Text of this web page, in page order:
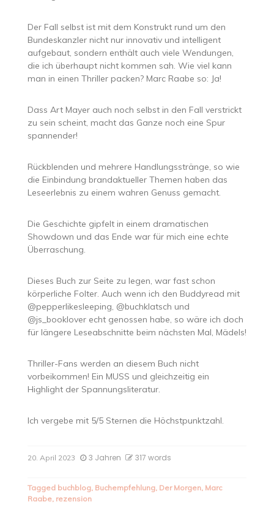
Der Fall selbst ist mit dem Konstrukt rund um den
Bundeskanzler nicht nur innovativ und intelligent
aufgebaut, sondern enthält auch viele Wendungen,
die ich überhaupt nicht kommen sah. Wie viel kann
man in einen Thriller packen? Marc Raabe so: Ja!
Dass Art Mayer auch noch selbst in den Fall verstrickt
zu sein scheint, macht das Ganze noch eine Spur
spannender!
Rückblenden und mehrere Handlungsstränge, so wie
die Einbindung brandaktueller Themen haben das
Leseerlebnis zu einem wahren Genuss gemacht.
Die Geschichte gipfelt in einem dramatischen
Showdown und das Ende war für mich eine echte
Überraschung.
Dieses Buch zur Seite zu legen, war fast schon
körperliche Folter. Auch wenn ich den Buddyread mit
@pepperlikesleeping, @buchklatsch und
@js_booklover echt genossen habe, so wäre ich doch
für längere Leseabschnitte beim nächsten Mal, Mädels!
Thriller-Fans werden an diesem Buch nicht
vorbeikommen! Ein MUSS und gleichzeitig ein
Highlight der Spannungsliteratur.
Ich vergebe mit 5/5 Sternen die Höchstpunktzahl.
20. April 2023 3 Jahren 317 words
Tagged buchblog, Buchempfehlung, Der Morgen, Marc
Raabe, rezension